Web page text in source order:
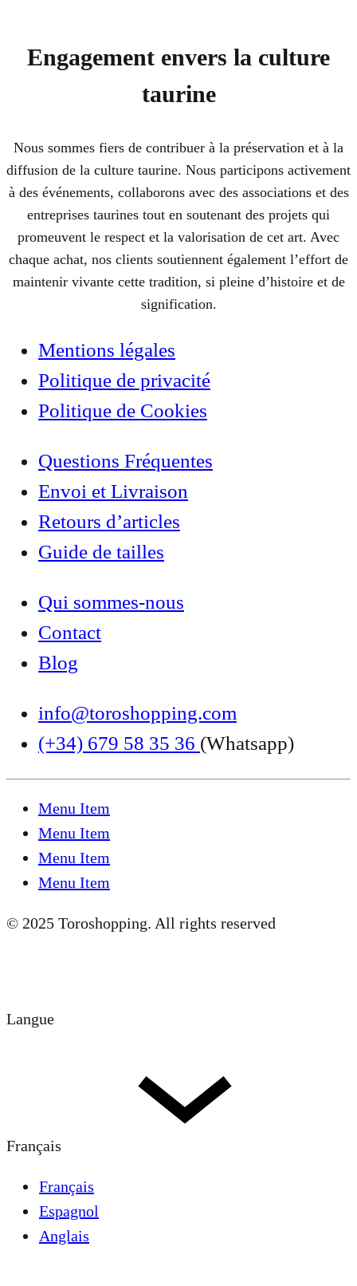
Engagement envers la culture
taurine
Nous sommes fiers de contribuer à la préservation et à la
diffusion de la culture taurine. Nous participons activement
à des événements, collaborons avec des associations et des
entreprises taurines tout en soutenant des projets qui
promeuvent le respect et la valorisation de cet art. Avec
chaque achat, nos clients soutiennent également l’effort de
maintenir vivante cette tradition, si pleine d’histoire et de
signification.
Mentions légales
Politique de privacité
Politique de Cookies
Questions Fréquentes
Envoi et Livraison
Retours d’articles
Guide de tailles
Qui sommes-nous
Contact
Blog
info@toroshopping.com
(+34) 679 58 35 36 (Whatsapp)
Menu Item
Menu Item
Menu Item
Menu Item
© 2025 Toroshopping. All rights reserved
Langue
Français
Français
Espagnol
Anglais